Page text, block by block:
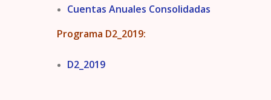
Cuentas Anuales Consolidadas
Programa D2_2019:
D2_2019